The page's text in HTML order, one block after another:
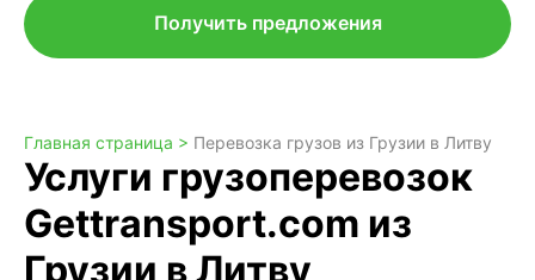
Получить предложения
Главная страница > Перевозка грузов из Грузии в Литву
Услуги грузоперевозок
Gettransport.com из
Грузии в Литву